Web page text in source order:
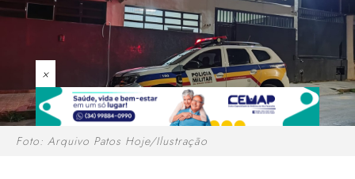
×
Foto: Arquivo Patos Hoje/Ilustração